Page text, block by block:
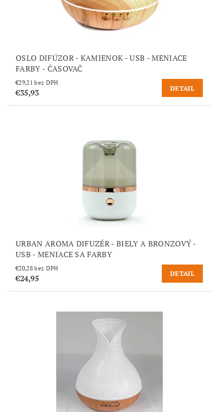
OSLO DIFÚZOR - KAMIENOK - USB - MENIACE
FARBY - ČASOVAČ
€29,21 bez DPH
€35,93 DETAIL
URBAN AROMA DIFUZÉR - BIELY A BRONZOVÝ -
USB - MENIACE SA FARBY
€20,28 bez DPH
€24,95 DETAIL